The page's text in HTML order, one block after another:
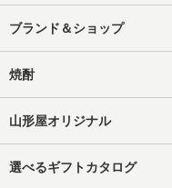
ブランド＆ショップ
焼酎
山形屋オリジナル
選べるギフトカタログ